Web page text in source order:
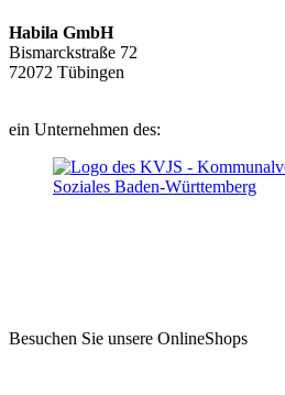
Habila GmbH
Bismarckstraße 72
72072 Tübingen
ein Unternehmen des:
Besuchen Sie unsere OnlineShops